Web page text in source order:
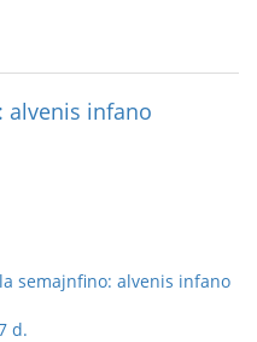
alvenis infano
semajnfino: alvenis infano
d.